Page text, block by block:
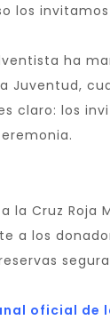
los
ha
Juventud,
claro: los
la Cruz Roja
a los
oficial de